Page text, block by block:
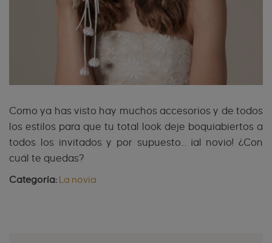
Como ya has visto hay muchos accesorios y de todos
los estilos para que tu total look deje boquiabiertos a
todos los invitados y por supuesto… ¡al novio! ¿Con
cuál te quedas?
Categoría: La novia